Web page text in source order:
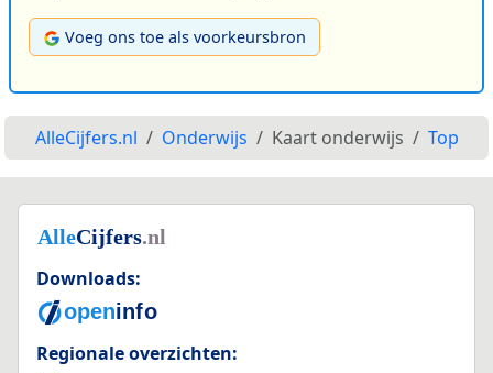
Voeg ons toe als voorkeursbron
AlleCijfers.nl Onderwijs Kaart onderwijs Top
Downloads:
Regionale overzichten: